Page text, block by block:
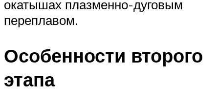
окатышах плазменно-дуговым
переплавом.
Особенности второго
этапа